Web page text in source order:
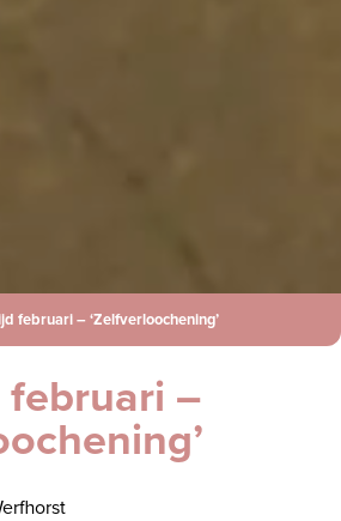
februari – ‘Zelfverloochening’
–